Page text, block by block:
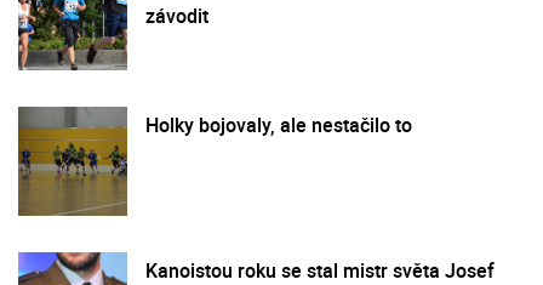
závodit
Holky bojovaly, ale nestačilo to
Kanoistou roku se stal mistr světa Josef